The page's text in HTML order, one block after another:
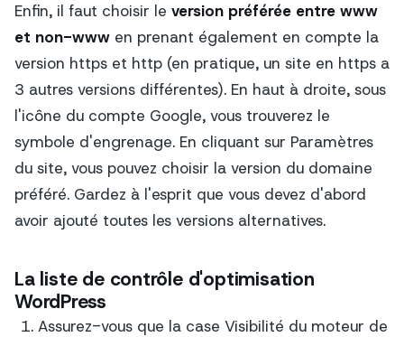
Enfin, il faut choisir le version préférée entre www
et non-www en prenant également en compte la
version https et http (en pratique, un site en https a
3 autres versions différentes). En haut à droite, sous
l'icône du compte Google, vous trouverez le
symbole d'engrenage. En cliquant sur Paramètres
du site, vous pouvez choisir la version du domaine
préféré. Gardez à l'esprit que vous devez d'abord
avoir ajouté toutes les versions alternatives.
La liste de contrôle d'optimisation
WordPress
Assurez-vous que la case Visibilité du moteur de